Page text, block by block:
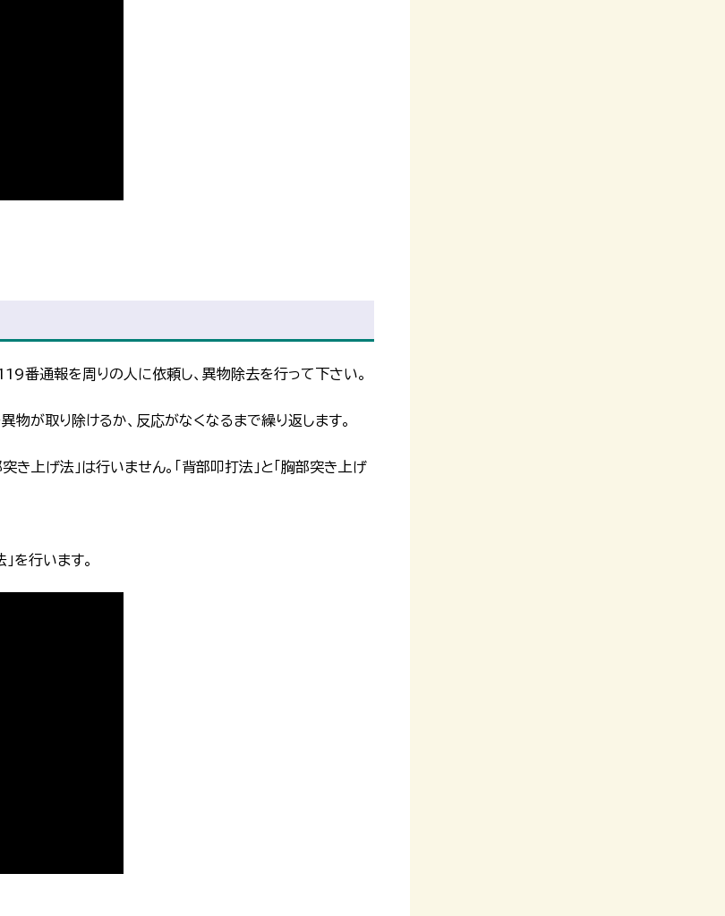
番通報を周りの人に依頼し、異物除去を行って下さい。
物が取り除けるか、反応がなくなるまで繰り返します。
上げ法」は行いません。「背部叩打法」と「胸部突き上げ
を行います。